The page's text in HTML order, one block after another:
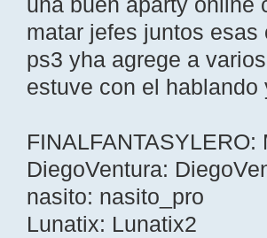
matar jefes juntos
ps3 yha agrege a
estuve con el
FINALFANTASYLERO:
DiegoVentura:
nasito: nasito_pro
Lunatix: Lunatix2